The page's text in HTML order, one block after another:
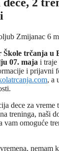
Zmijanac 6
Škole trčanja u
07. maja i traje
i prijavni
, a
dece za
treninga, naši
vam omoguće
nemam